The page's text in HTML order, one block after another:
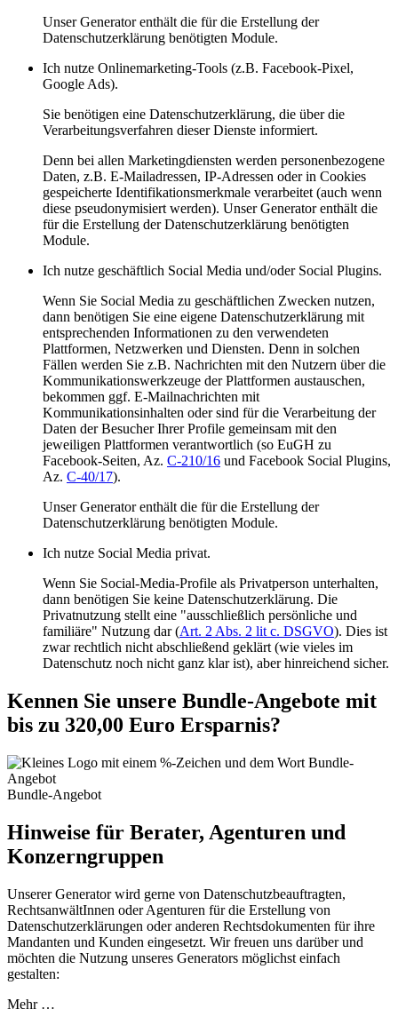
Unser Generator enthält die für die Erstellung der
Datenschutzerklärung benötigten Module.
Ich nutze Onlinemarketing-Tools (z.B. Facebook-Pixel,
Google Ads).
Sie benötigen eine Datenschutzerklärung, die über die
Verarbeitungsverfahren dieser Dienste informiert.
Denn bei allen Marketingdiensten werden personenbezogene
Daten, z.B. E-Mailadressen, IP-Adressen oder in Cookies
gespeicherte Identifikationsmerkmale verarbeitet (auch wenn
diese pseudonymisiert werden). Unser Generator enthält die
für die Erstellung der Datenschutzerklärung benötigten
Module.
Ich nutze geschäftlich Social Media und/oder Social Plugins.
Wenn Sie Social Media zu geschäftlichen Zwecken nutzen,
dann benötigen Sie eine eigene Datenschutzerklärung mit
entsprechenden Informationen zu den verwendeten
Plattformen, Netzwerken und Diensten. Denn in solchen
Fällen werden Sie z.B. Nachrichten mit den Nutzern über die
Kommunikationswerkzeuge der Plattformen austauschen,
bekommen ggf. E-Mailnachrichten mit
Kommunikationsinhalten oder sind für die Verarbeitung der
Daten der Besucher Ihrer Profile gemeinsam mit den
jeweiligen Plattformen verantwortlich (so EuGH zu
Facebook-Seiten, Az. C-210/16 und Facebook Social Plugins,
Az. C-40/17).
Unser Generator enthält die für die Erstellung der
Datenschutzerklärung benötigten Module.
Ich nutze Social Media privat.
Wenn Sie Social-Media-Profile als Privatperson unterhalten,
dann benötigen Sie keine Datenschutzerklärung. Die
Privatnutzung stellt eine "ausschließlich persönliche und
familiäre" Nutzung dar (Art. 2 Abs. 2 lit c. DSGVO). Dies ist
zwar rechtlich nicht abschließend geklärt (wie vieles im
Datenschutz noch nicht ganz klar ist), aber hinreichend sicher.
Kennen Sie unsere Bundle-Angebote mit
bis zu 320,00 Euro Ersparnis?
Bundle-Angebot
Hinweise für Berater, Agenturen und
Konzerngruppen
Unserer Generator wird gerne von Datenschutzbeauftragten,
RechtsanwältInnen oder Agenturen für die Erstellung von
Datenschutzerklärungen oder anderen Rechtsdokumenten für ihre
Mandanten und Kunden eingesetzt. Wir freuen uns darüber und
möchten die Nutzung unseres Generators möglichst einfach
gestalten:
Mehr …